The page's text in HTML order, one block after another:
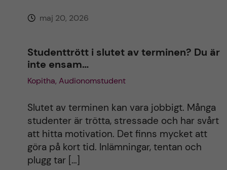
maj 20, 2026
Studenttrött i slutet av terminen? Du är
inte ensam…
Kopitha, Audionomstudent
Slutet av terminen kan vara jobbigt. Många
studenter är trötta, stressade och har svårt
att hitta motivation. Det finns mycket att
göra på kort tid. Inlämningar, tentan och
plugg tar […]